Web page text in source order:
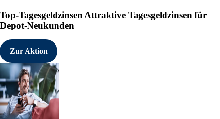
Top-Tagesgeldzinsen Attraktive Tagesgeldzinsen für
Depot-Neukunden
Zur Aktion